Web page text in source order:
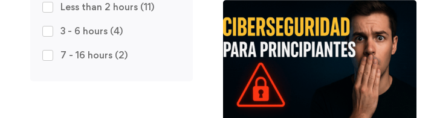
Less than 2 hours (11)
3 - 6 hours (4)
7 - 16 hours (2)